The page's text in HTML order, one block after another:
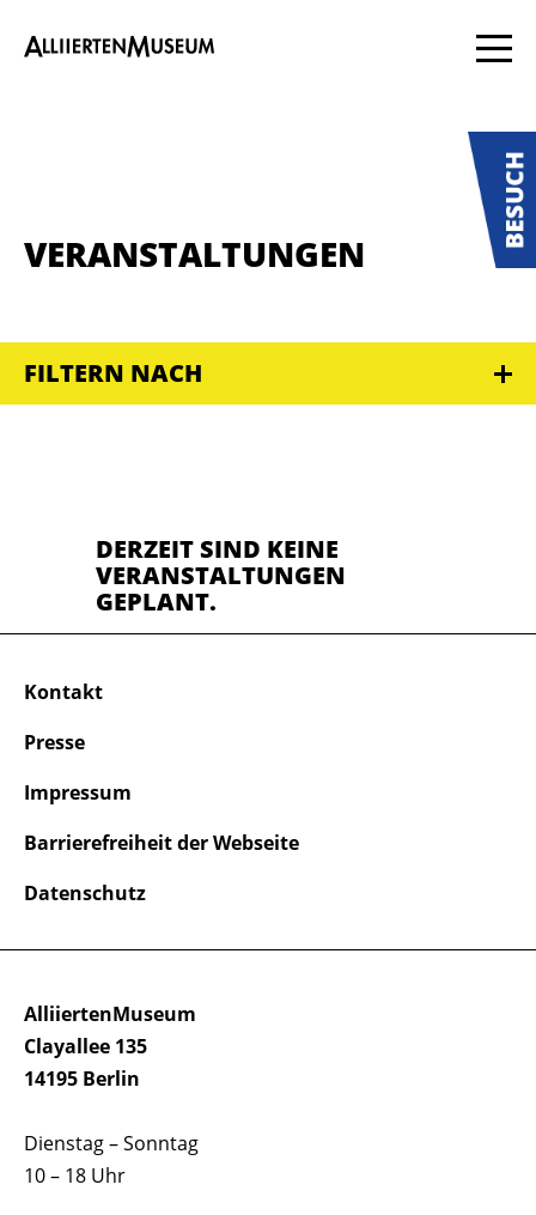
VERANSTALTUNGEN
FILTERN NACH
DERZEIT SIND KEINE
VERANSTALTUNGEN
GEPLANT.
AlliiertenMuseum
Clayallee 135
14195 Berlin
Dienstag – Sonntag
10 – 18 Uhr
Kontakt
Presse
Impressum
Barrierefreiheit der Webseite
Datenschutz